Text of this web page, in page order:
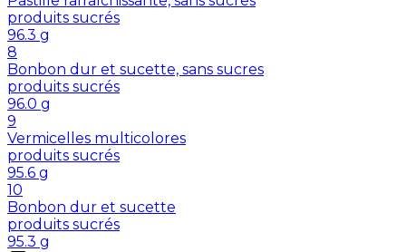
produits sucrés
96.3 g
8
Bonbon dur et sucette, sans sucres
produits sucrés
96.0 g
9
Vermicelles multicolores
produits sucrés
95.6 g
10
Bonbon dur et sucette
produits sucrés
95.3 g